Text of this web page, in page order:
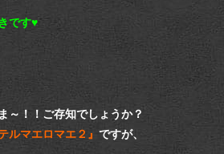
です♥
～！！ご存知でしょうか？
テルマエロマエ２』 ですが、